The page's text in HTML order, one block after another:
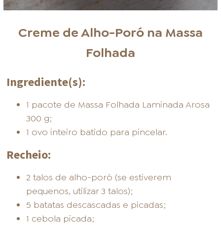
Creme de Alho-Poró na Massa
Folhada
Ingrediente(s):
1 pacote de Massa Folhada Laminada Arosa
300 g;
1 ovo inteiro batido para pincelar.
Recheio:
2 talos de alho-poró (se estiverem
pequenos, utilizar 3 talos);
5 batatas descascadas e picadas;
1 cebola picada;